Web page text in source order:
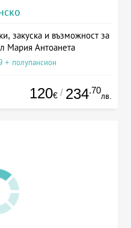
закуска и възможност за
Мария Антоанета
+ полупансион
120€ / 234.70
лв.